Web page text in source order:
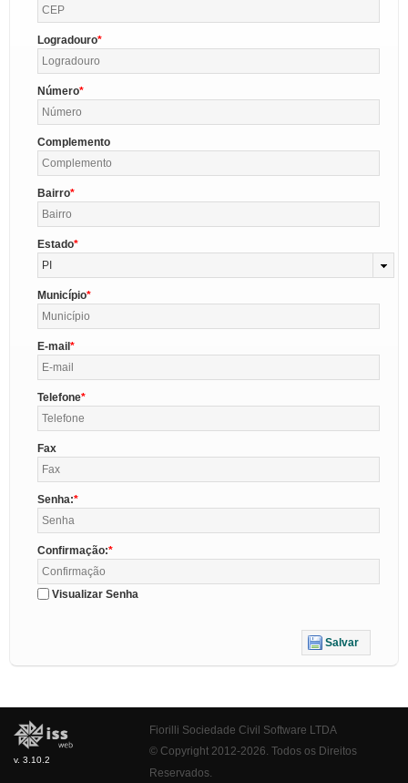
Logradouro
Número
Complemento
Bairro
Estado
PI
Município
E-mail
Telefone
Fax
Senha:
Confirmação:
Visualizar Senha
Salvar
v. 3.10.2
Fiorilli Sociedade Civil Software LTDA
© Copyright 2012-2026. Todos os Direitos
Reservados.